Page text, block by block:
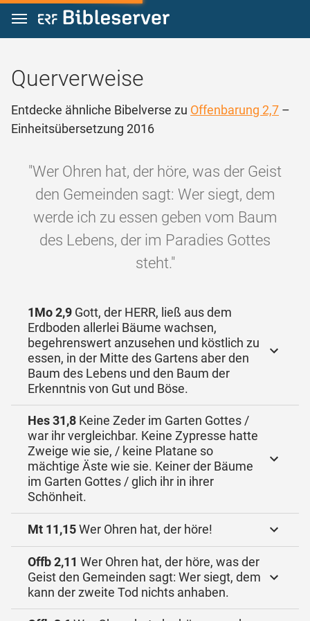
Zum Inhalt springen
Querverweise
Entdecke ähnliche Bibelverse zu Offenbarung 2,7 –
Einheitsübersetzung 2016
"Wer Ohren hat, der höre, was der Geist
den Gemeinden sagt: Wer siegt, dem
werde ich zu essen geben vom Baum
des Lebens, der im Paradies Gottes
steht."
1Mo 2,9 Gott, der HERR, ließ aus dem
Erdboden allerlei Bäume wachsen,
begehrenswert anzusehen und köstlich zu
essen, in der Mitte des Gartens aber den
Baum des Lebens und den Baum der
Erkenntnis von Gut und Böse.
Hes 31,8 Keine Zeder im Garten Gottes /
war ihr vergleichbar. Keine Zypresse hatte
Zweige wie sie, / keine Platane so
mächtige Äste wie sie. Keiner der Bäume
im Garten Gottes / glich ihr in ihrer
Schönheit.
Mt 11,15Wer Ohren hat, der höre!
Offb 2,11 Wer Ohren hat, der höre, was der
Geist den Gemeinden sagt: Wer siegt, dem
kann der zweite Tod nichts anhaben.